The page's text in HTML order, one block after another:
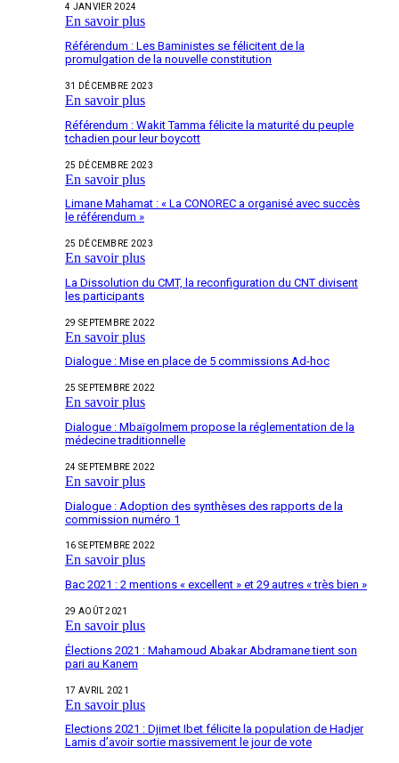
4 JANVIER 2024
En savoir plus
Référendum : Les Baministes se félicitent de la
promulgation de la nouvelle constitution
31 DÉCEMBRE 2023
En savoir plus
Référendum : Wakit Tamma félicite la maturité du peuple
tchadien pour leur boycott
25 DÉCEMBRE 2023
En savoir plus
Limane Mahamat : « La CONOREC a organisé avec succès
le référendum »
25 DÉCEMBRE 2023
En savoir plus
La Dissolution du CMT, la reconfiguration du CNT divisent
les participants
29 SEPTEMBRE 2022
En savoir plus
Dialogue : Mise en place de 5 commissions Ad-hoc
25 SEPTEMBRE 2022
En savoir plus
Dialogue : Mbaïgolmem propose la réglementation de la
médecine traditionnelle
24 SEPTEMBRE 2022
En savoir plus
Dialogue : Adoption des synthèses des rapports de la
commission numéro 1
16 SEPTEMBRE 2022
En savoir plus
Bac 2021 : 2 mentions « excellent » et 29 autres « très bien »
29 AOÛT 2021
En savoir plus
Élections 2021 : Mahamoud Abakar Abdramane tient son
pari au Kanem
17 AVRIL 2021
En savoir plus
Elections 2021 : Djimet Ibet félicite la population de Hadjer
Lamis d’avoir sortie massivement le jour de vote